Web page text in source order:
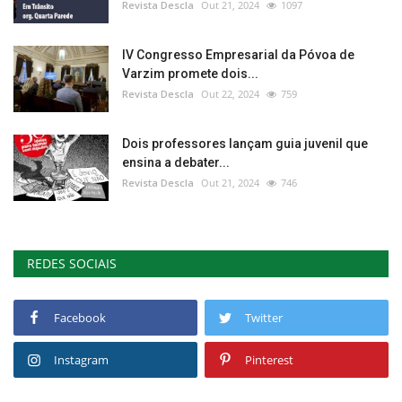
Revista Descla Out 21, 2024 1097
IV Congresso Empresarial da Póvoa de
Varzim promete dois...
Revista Descla Out 22, 2024 759
Dois professores lançam guia juvenil que
ensina a debater...
Revista Descla Out 21, 2024 746
REDES SOCIAIS
Facebook Twitter
Instagram Pinterest